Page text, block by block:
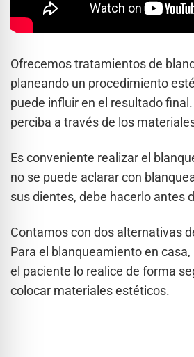
Ofrecemos tratamientos de
planeando un procedimiento
puede influir en el resultado
perciba a través de los
Es conveniente realizar el
no se puede aclarar con
sus dientes, debe hacerlo antes
Contamos con dos alternativas
Para el blanqueamiento en
el paciente lo realice de forma
colocar materiales estéticos.